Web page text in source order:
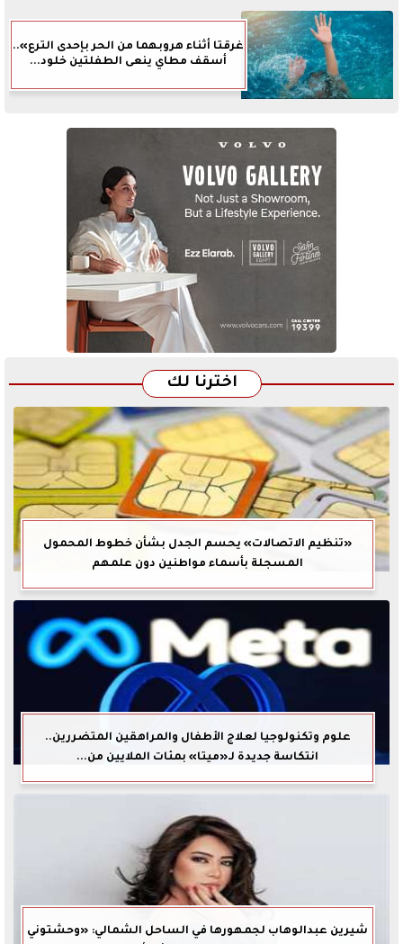
غرقتا أثناء هروبهما من الحر بإحدى الترع»..
أسقف مطاي ينعى الطفلتين خلود...
اخترنا لك
«تنظيم الاتصالات» يحسم الجدل بشأن خطوط المحمول
المسجلة بأسماء مواطنين دون علمهم
علوم وتكنولوجيا لعلاج الأطفال والمراهقين المتضررين..
انتكاسة جديدة لـ«ميتا» بمئات الملايين من...
شيرين عبدالوهاب لجمهورها في الساحل الشمالي: «وحشتوني